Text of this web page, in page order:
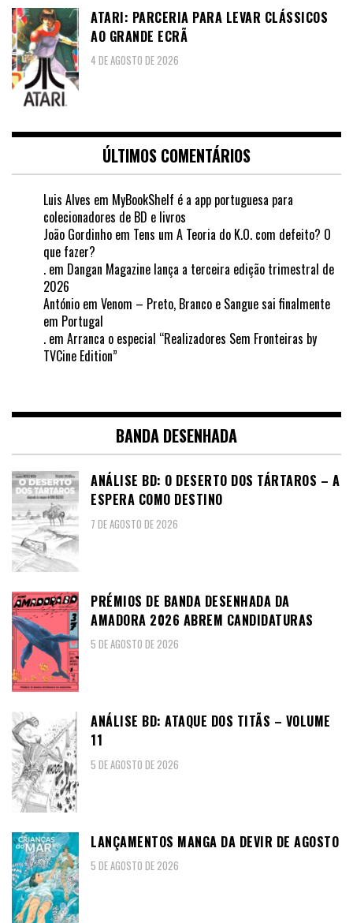
ATARI: PARCERIA PARA LEVAR CLÁSSICOS
AO GRANDE ECRÃ
4 DE AGOSTO DE 2026
ÚLTIMOS COMENTÁRIOS
Luis Alves em MyBookShelf é a app portuguesa para
colecionadores de BD e livros
João Gordinho em Tens um A Teoria do K.O. com defeito? O
que fazer?
. em Dangan Magazine lança a terceira edição trimestral de
2026
António em Venom – Preto, Branco e Sangue sai finalmente
em Portugal
. em Arranca o especial “Realizadores Sem Fronteiras by
TVCine Edition”
BANDA DESENHADA
ANÁLISE BD: O DESERTO DOS TÁRTAROS – A
ESPERA COMO DESTINO
7 DE AGOSTO DE 2026
PRÉMIOS DE BANDA DESENHADA DA
AMADORA 2026 ABREM CANDIDATURAS
5 DE AGOSTO DE 2026
ANÁLISE BD: ATAQUE DOS TITÃS – VOLUME
11
5 DE AGOSTO DE 2026
LANÇAMENTOS MANGA DA DEVIR DE AGOSTO
5 DE AGOSTO DE 2026